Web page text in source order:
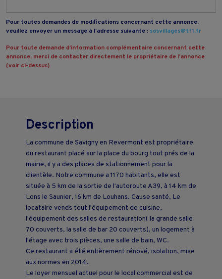
Pour toutes demandes de modifications concernant cette annonce,
veuillez envoyer un message à l’adresse suivante : sosvillages@tf1.fr
Pour toute demande d’information complémentaire concernant cette
annonce, merci de contacter directement le propriétaire de l’annonce
(voir ci-dessus)
Description
La commune de Savigny en Revermont est propriétaire
du restaurant placé sur la place du bourg tout prés de la
mairie, il y a des places de stationnement pour la
clientèle. Notre commune a 1170 habitants, elle est
située à 5 km de la sortie de l'autoroute A39, à 14 km de
Lons le Saunier, 16 km de Louhans. Cause santé, Le
locataire vends tout l'équipement de cuisine,
l'équipement des salles de restauration( la grande salle
70 couverts, la salle de bar 20 couverts), un logement à
l'étage avec trois pièces, une salle de bain, WC.
Ce restaurant a été entièrement rénové, isolation, mise
aux normes en 2014.
Le loyer mensuel actuel pour le local commercial est de